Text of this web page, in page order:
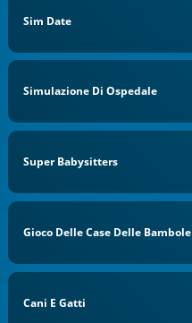
Sim Date
Simulazione Di Ospedale
Super Babysitters
Gioco Delle Case Delle Bambole
Cani E Gatti